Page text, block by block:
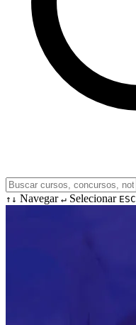
↑↓ Navegar ↵ Selecionar ESC